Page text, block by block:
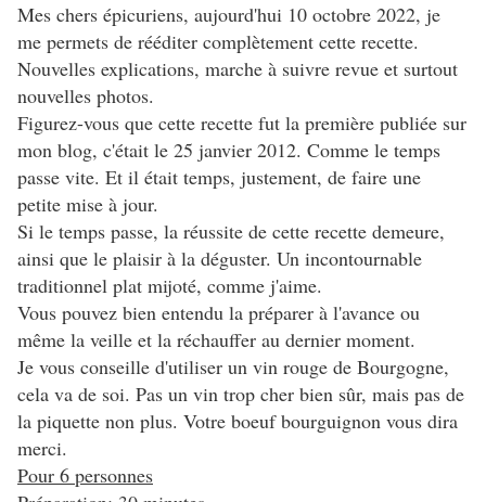
Mes chers épicuriens, aujourd'hui 10 octobre 2022, je
me permets de rééditer complètement cette recette.
Nouvelles explications, marche à suivre revue et surtout
nouvelles photos.
Figurez-vous que cette recette fut la première publiée sur
mon blog, c'était le 25 janvier 2012. Comme le temps
passe vite. Et il était temps, justement, de faire une
petite mise à jour.
Si le temps passe, la réussite de cette recette demeure,
ainsi que le plaisir à la déguster. Un incontournable
traditionnel plat mijoté, comme j'aime.
Vous pouvez bien entendu la préparer à l'avance ou
même la veille et la réchauffer au dernier moment.
Je vous conseille d'utiliser un vin rouge de Bourgogne,
cela va de soi. Pas un vin trop cher bien sûr, mais pas de
la piquette non plus. Votre boeuf bourguignon vous dira
merci.
Pour 6 personnes